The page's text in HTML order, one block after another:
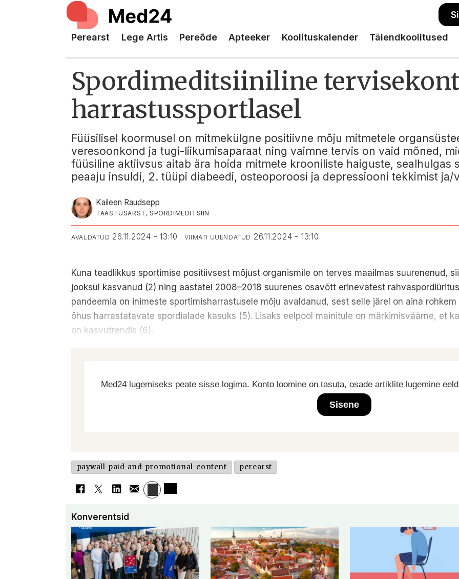
Perearst Lege Artis Pereõde Apteeker Koolituskalender Täiendkoolitused
Spordimeditsiiniline
harrastussportlasel
Füüsilisel koormusel on mitmekülgne positiivne mõju mitmetele
veresoonkond ja tugi-liikumisaparaat ning vaimne tervis on vaid mõned,
füüsiline aktiivsus aitab ära hoida mitmete krooniliste haiguste, sealhulgas
peaaju insuldi, 2. tüüpi diabeedi, osteoporoosi ja depressiooni tekkimist ja/
Kaileen Raudsepp
TAASTUSARST, SPORDIMEDITSIIN
AVALDATUD 26.11.2024 - 13:10 VIIMATI UUENDATUD 26.11.2024 - 13:10
Kuna teadlikkus sportimise positiivsest mõjust organismile on terves maailmas suurenenud,
jooksul kasvanud (2) ning aastatel 2008–2018 suurenes osavõtt erinevatest
pandeemia on inimeste sportimisharrastusele mõju avaldanud, sest selle järel on aina
õhus harrastatavate spordialade kasuks (5). Lisaks eelpool mainitule on märkimisväärne, et
on kasvutrendis (6).
Med24 lugemiseks peate sisse logima. Konto loomine on tasuta, osade artiklite lugemine
Sisene
paywall-paid-and-promotional-content perearst
Konverentsid